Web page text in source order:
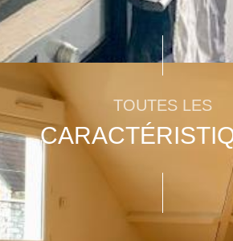
TOUTES LES